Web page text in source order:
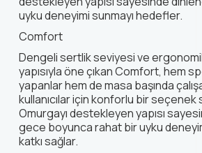
uyku deneyimi sunmayı hedefler.
Comfort
Dengeli sertlik seviyesi ve
yapısıyla öne çıkanComfort, hem
yapanlar hem de masa başında
kullanıcılar için konforlu bir seçenek
Omurgayı destekleyen yapısı
gece boyunca rahat bir uyku
katkı sağlar.